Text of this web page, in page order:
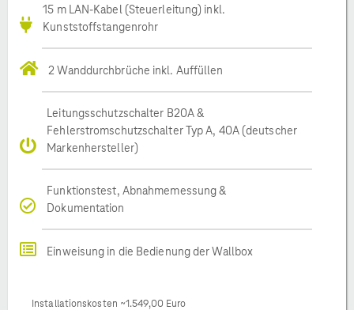
15 m LAN-Kabel (Steuerleitung) inkl.
Kunststoffstangenrohr
2 Wanddurchbrüche inkl. Auffüllen
Leitungsschutzschalter B20A &
Fehlerstromschutzschalter Typ A, 40A (deutscher
Markenhersteller)
Funktionstest, Abnahmemessung &
Dokumentation
Einweisung in die Bedienung der Wallbox
Installationskosten ~1.549,00 Euro